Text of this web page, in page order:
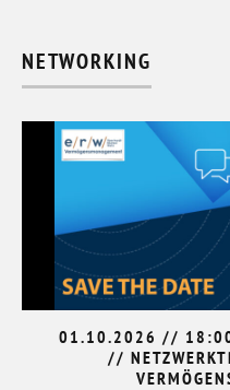
NETWORKING
01.10.2026 // 18:00
//